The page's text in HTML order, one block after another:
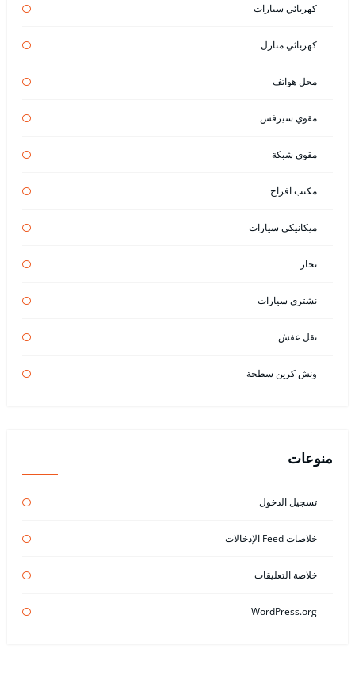
كهربائي سيارات
كهربائي منازل
محل هواتف
مقوي سيرفس
مقوي شبكة
مكتب افراح
ميكانيكي سيارات
نجار
نشتري سيارات
نقل عفش
ونش كرين سطحة
منوعات
تسجيل الدخول
خلاصات Feed الإدخالات
خلاصة التعليقات
WordPress.org